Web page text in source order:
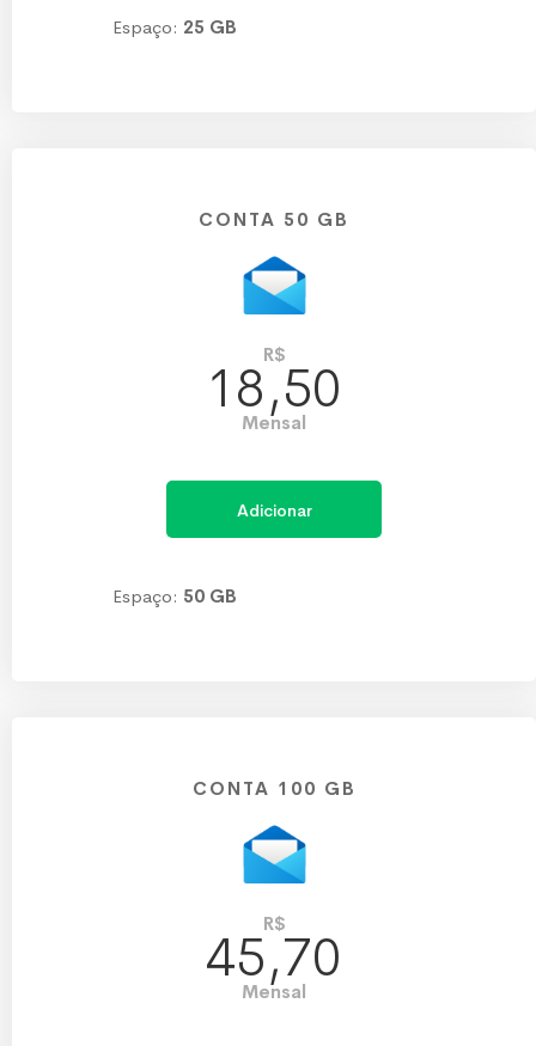
Espaço: 25 GB
CONTA 50 GB
R$
18,50
Mensal
Adicionar
Espaço: 50 GB
CONTA 100 GB
R$
45,70
Mensal